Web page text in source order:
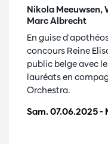
Nikola Meeuwsen,
Marc Albrecht
Sam. 07.06.2025-
En guise
concours Reine
public belge avec
lauréats en
Orchestra.